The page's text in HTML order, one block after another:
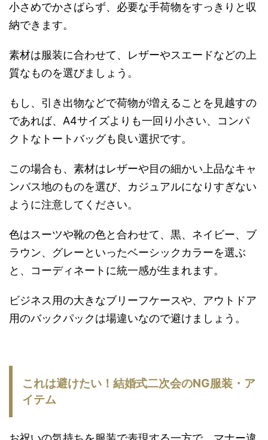
小さめでかさばらず、必要な手荷物をすっきりと収
納できます。
素材は服装に合わせて、レザーやスエードなどの上
質なものを選びましょう。
もし、引き出物などで荷物が増えることを見越すの
であれば、A4サイズよりも一回り小さい、コンパ
クトなトートバッグも良い選択です。
この場合も、素材はレザーや目の細かい上品なキャ
ンバス地のものを選び、カジュアルになりすぎない
ように注意してください。
色はスーツや靴の色と合わせて、黒、ネイビー、ブ
ラウン、グレーといったベーシックカラーを選ぶ
と、コーディネートに統一感が生まれます。
ビジネス用の大きなブリーフケースや、アウトドア
用のバックパックは場違いなので避けましょう。
これは避けたい！結婚式二次会のNG服装・ア
イテム